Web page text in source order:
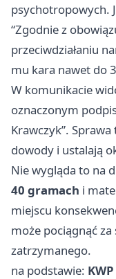
psychotropowych.
“Zgodnie z
przeciwdziałaniu
mu kara nawet do
W komunikacie
oznaczonym
Krawczyk”.
dowody i ustalają
Nie wygląda to na
40 gramach i
miejscu
może pociągnąć
zatrzymanego.
na podstawie: